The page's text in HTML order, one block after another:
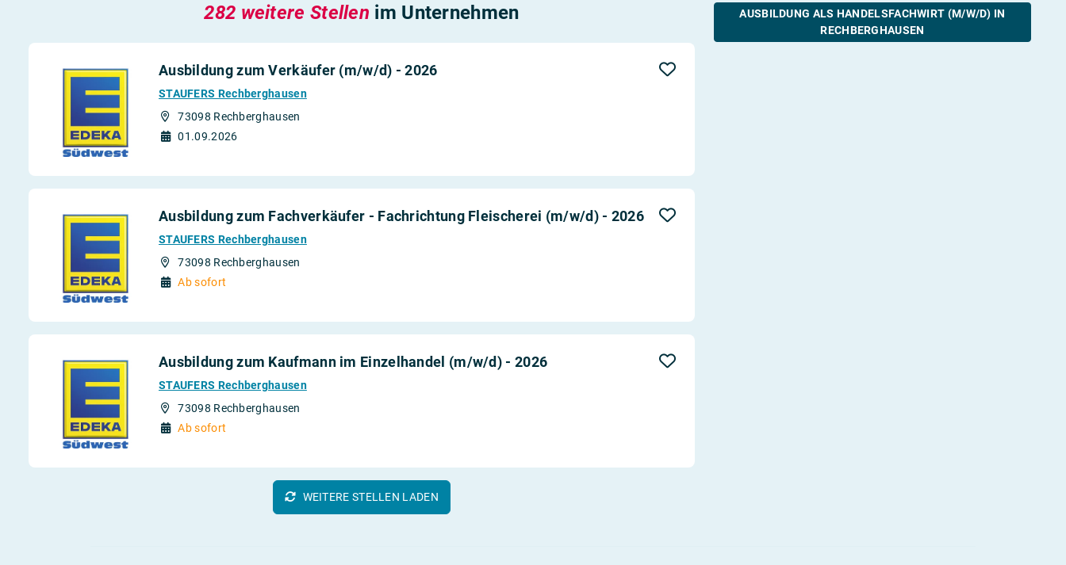
AUSBILDUNG ALS HANDELSFACHWIRT (M/W/D) IN
RECHBERGHAUSEN
282 weitere Stellen im Unternehmen
Ausbildung zum Verkäufer (m/w/d) - 2026
STAUFERS Rechberghausen
73098 Rechberghausen
01.09.2026
Ausbildung zum Fachverkäufer - Fachrichtung Fleischerei (m/w/d) - 2026
STAUFERS Rechberghausen
73098 Rechberghausen
Ab sofort
Ausbildung zum Kaufmann im Einzelhandel (m/w/d) - 2026
STAUFERS Rechberghausen
73098 Rechberghausen
Ab sofort
WEITERE STELLEN LADEN